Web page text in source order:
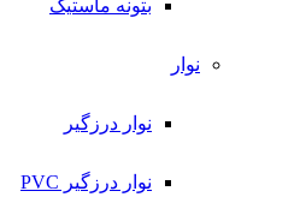
بتونه ماستیک
نوار
نوار درزگیر
نوار درزگیر PVC